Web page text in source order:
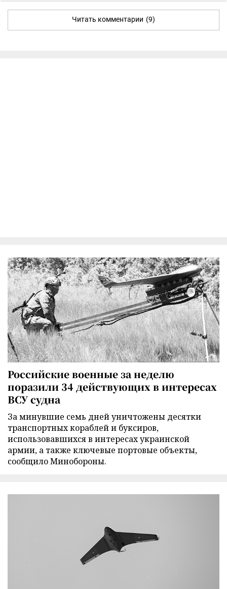
Читать комментарии (9)
Российские военные за неделю
поразили 34 действующих в интересах
ВСУ судна
За минувшие семь дней уничтожены десятки
транспортных кораблей и буксиров,
использовавшихся в интересах украинской
армии, а также ключевые портовые объекты,
сообщило Минобороны.